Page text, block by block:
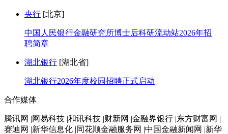
央行 [北京]
中国人民银行金融研究所博士后科研流动站2026年招
聘简章
湖北银行 [湖北省]
湖北银行2026年度校园招聘正式启动
合作媒体
腾讯网 |网易科技 |和讯科技 |财新网 |金融界银行 |东方财富网 |
赛迪网 |新华信息化 |同花顺金融服务网 |中国金融新闻网 |新华